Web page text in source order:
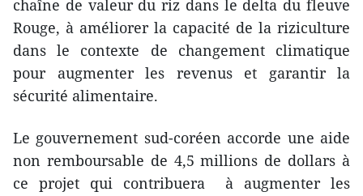
chaîne de valeur du riz dans le delta du fleuve
Rouge, à améliorer la capacité de la riziculture
dans le contexte de changement climatique
pour augmenter les revenus et garantir la
sécurité alimentaire.
Le gouvernement sud-coréen accorde une aide
non remboursable de 4,5 millions de dollars à
ce projet qui contribuera à augmenter les